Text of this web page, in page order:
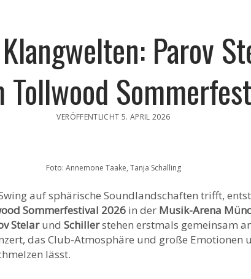
Parov
Tollwood
VERÖFFENTLICHT 5. APRIL 2026
Foto: Annemone Taake, Tanja Schalling
auf sphärische Soundlandschaften trifft,
Sommerfestival 2026in der Musik-Arena
Stelarund Schillerstehen erstmals gemeinsam
das Club-Atmosphäre und große Emotionen
lässt.